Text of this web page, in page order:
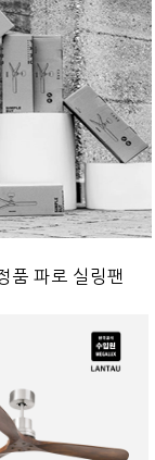
파로 실링팬